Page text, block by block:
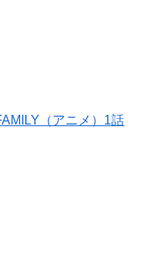
（アニメ）1話